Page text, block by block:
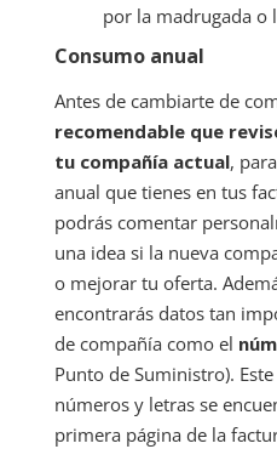
por la madrugada o
Consumo anual
Antes de cambiarte de
recomendable que
tu compañía actual,
anual que tienes en tus
podrás comentar
una idea si la nueva
o mejorar tu oferta.
encontrarás datos tan
de compañía como el
Punto de Suministro).
números y letras se
primera página de la